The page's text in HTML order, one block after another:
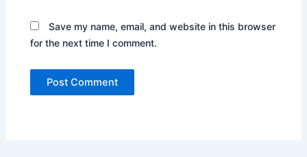
Save my name, email, and website in this browser
for the next time I comment.